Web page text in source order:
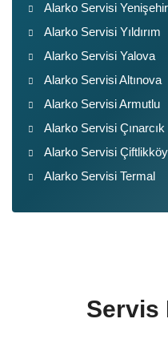
Alarko Servisi Yenişehir
Alarko Servisi Yıldırım
Alarko Servisi Yalova
Alarko Servisi Altınova
Alarko Servisi Armutlu
Alarko Servisi Çınarcık
Alarko Servisi Çiftlikköy
Alarko Servisi Termal
Servis